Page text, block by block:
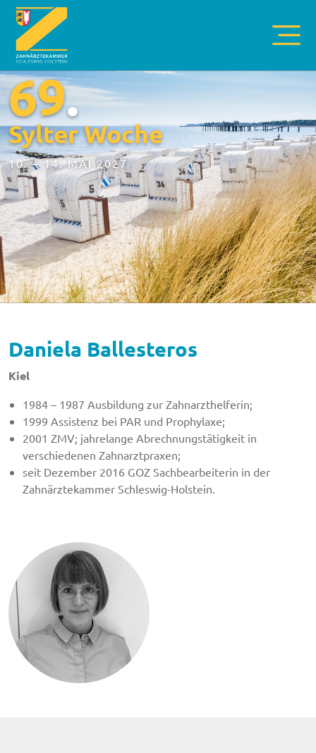
69.
Sylter Woche
10. – 14. MAI 2027
Daniela Ballesteros
Kiel
1984 – 1987 Ausbildung zur Zahnarzthelferin;
1999 Assistenz bei PAR und Prophylaxe;
2001 ZMV; jahrelange Abrechnungstätigkeit in
verschiedenen Zahnarztpraxen;
seit Dezember 2016 GOZ Sachbearbeiterin in der
Zahnärztekammer Schleswig-Holstein.